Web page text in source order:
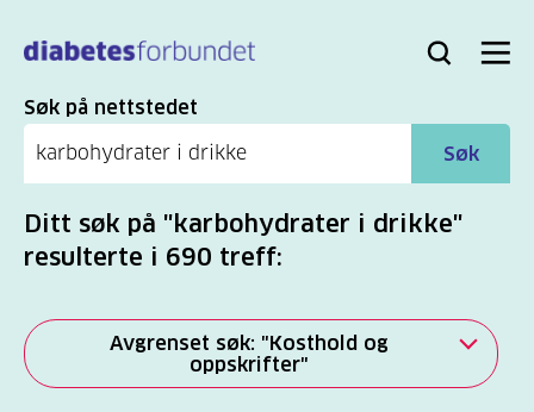
hovedinnhold
Bli
Logg
Søk Meny
Søk
Søk på nettstedet
Søk
Ditt søk på "karbohydrater i drikke"
resulterte i 690 treff:
Avgrenset søk: "Kosthold og
oppskrifter"